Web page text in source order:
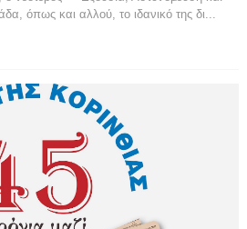
όπως και αλλού, το ιδανικό της δι...